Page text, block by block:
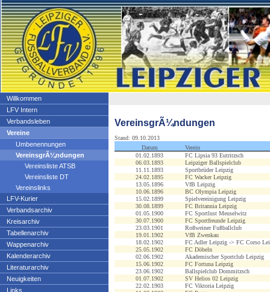
Willkommen
LFV Intern
Verbandsleben
Vereine
Umbenennungen
VereinsgrÃ¼ndungen
Vereinsliste ATSB
Vereinsliste DT
Vereinslinks
LFV-Kurier
Verbandsarchiv
Kreisarchiv
Tabellenarchiv
Wappenarchiv
Kalenderarchiv
Literaturarchiv
Neuigkeiten
Links
VereinsgrÃ¼ndungen
Stand: 09.10.2013
Datum
Verein
01.02.1893
FC Lipsia 93 Eutritzsch
06.03.1893
Leipziger Ballspielclub
11.11.1893
Sportbrüder Leipzig
24.02.1895
FC Wacker Leipzig
13.05.1896
VfB Leipzig
10.06.1896
BC Olympia Leipzig
15.02.1899
Spielvereinigung Leipzig
30.08.1899
FC Britannia Leipzig
01.05.1900
FC Sportlust Meuselwitz
30.07.1900
FC Sportfreunde Leipzig
23.03.1901
Roßweiner Fußballclub
19.01.1902
VfB Zwenkau
18.02.1902
FC Adler Leipzig -> FC Corso
25.05.1902
FC Döbeln
02.06.1902
Akademischer Sportclub Leipzig
15.06.1902
FC Fortuna Leipzig
23.06.1902
Ballspielclub Dommitzsch
01.07.1902
SV Helios 02 Leipzig
22.02.1903
FC Viktoria Leipzig